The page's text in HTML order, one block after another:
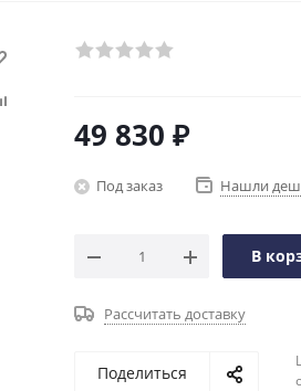
49 830 ₽
Под заказ Нашли
В
Рассчитать доставку
Поделиться